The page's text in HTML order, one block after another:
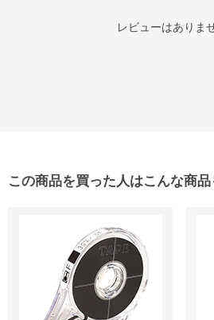
レビューはありま
この商品を買った人はこんな商